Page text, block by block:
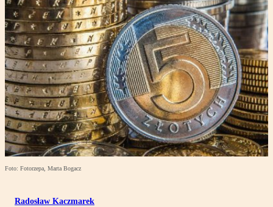
Foto: Fotorzepa, Marta Bogacz
Radosław Kaczmarek